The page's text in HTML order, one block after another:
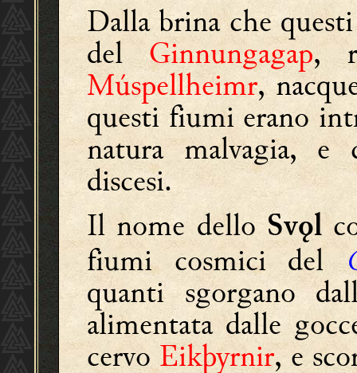
Dalla brina che
delGinnungagap,
Múspellheimr,
questi fiumi erano
natura malvagia,
discesi.
Il nome delloSvǫl
fiumi cosmici del
quanti sgorgano
alimentata dalle
cervoEikþyrnir, e